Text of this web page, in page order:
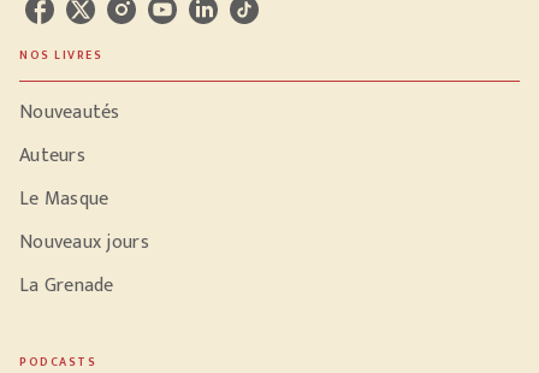
NOS LIVRES
Nouveautés
Auteurs
Le Masque
Nouveaux jours
La Grenade
PODCASTS